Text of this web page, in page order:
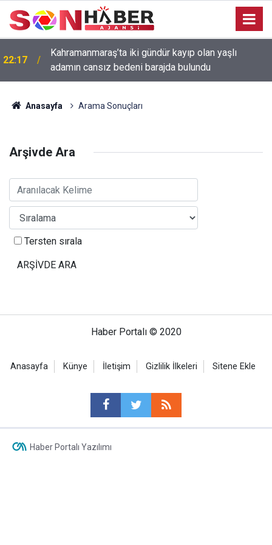
22:17
Kahramanmaraş’ta iki gündür kayıp olan yaşlı
adamın cansız bedeni barajda bulundu
Anasayfa Arama Sonuçları
Arşivde Ara
Tersten sırala
ARŞİVDE ARA
Haber Portalı © 2020
Anasayfa Künye İletişim Gizlilik İlkeleri Sitene Ekle
Haber Portalı Yazılımı